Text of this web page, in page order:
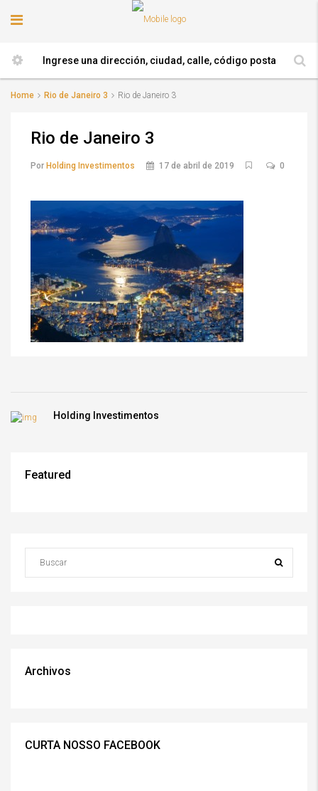
Home Rio de Janeiro 3 Rio de Janeiro 3
Rio de Janeiro 3
Por Holding Investimentos 17 de abril de 2019 0
Holding Investimentos
Featured
Archivos
CURTA NOSSO FACEBOOK